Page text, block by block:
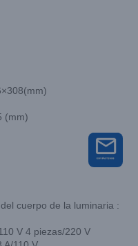
(mm)
cuerpo de la luminaria :
V 4 piezas/220 V